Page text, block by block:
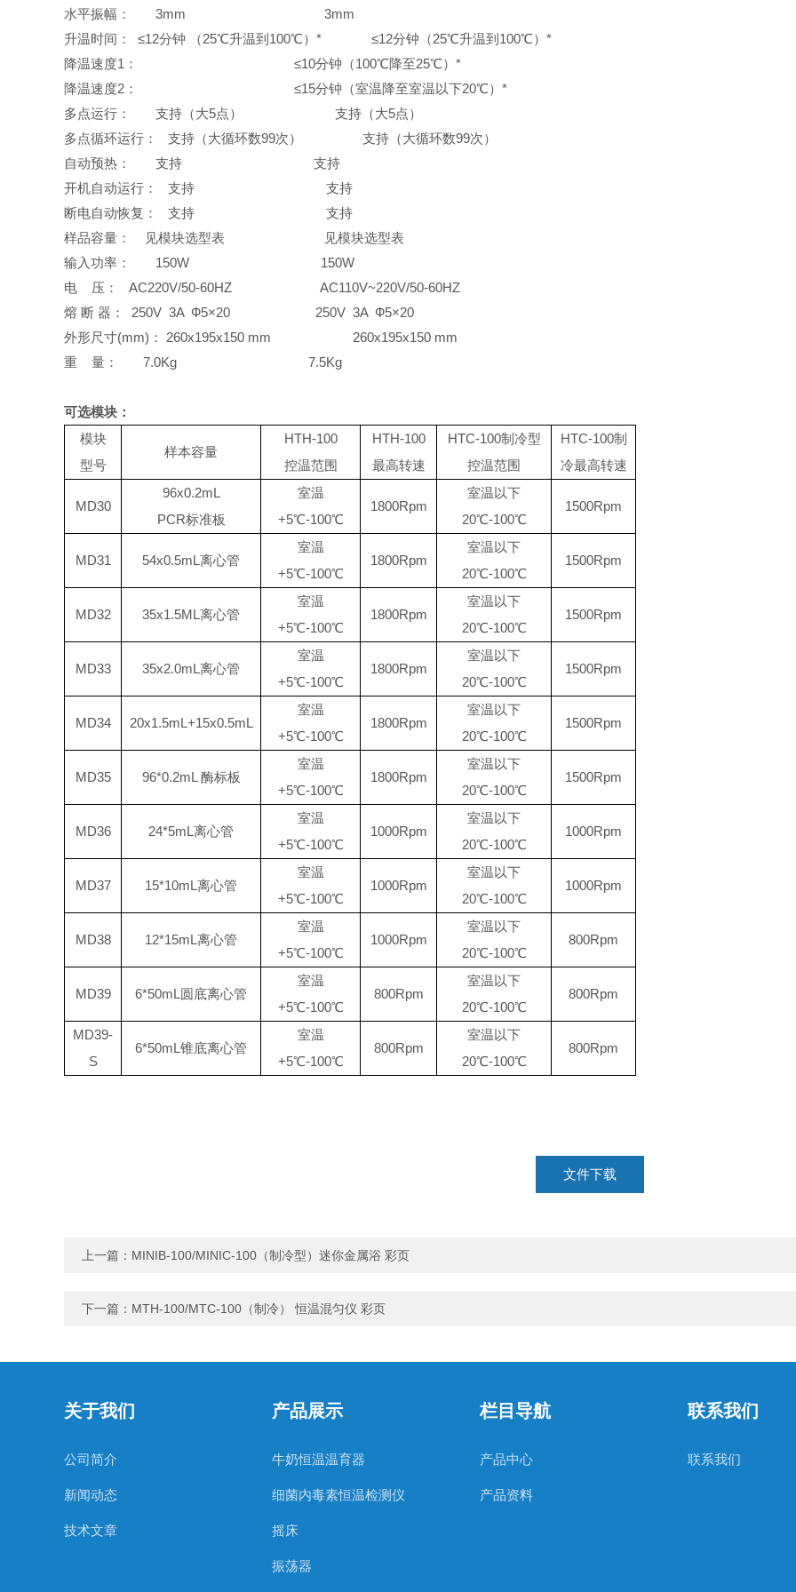
水平振幅：
3mm 3mm
升温时间：
≤12分钟 （25℃升温到 100℃） * ≤12分钟（25℃升温到 100℃） *
降温速度1 ： ≤10分钟（100℃降至25℃） *
降温速度2 ： ≤15分钟（室温降至室温以下20℃） *
多点运行：
支持（大5点） 支持（大5点）
多点循环运行：
支持（大循环数99次） 支持（大循环数99次）
自动预热：
支持
支持
开机自动运行：
支持
支持
断电自动恢复：
支持
支持
样品容量：
见模块选型表
见模块选型表
输入功率：
150W
150W
电
压： AC220V/50-60HZ AC110V~220V/50-60HZ
熔 断 器： 250V 3A Ф5×20 250V 3A Ф5×20
外形尺寸(mm) ： 260x195x150 mm 260x195x150 mm
重
量： 7.0Kg 7.5Kg
可选模块 ：
模块
型号
样本容量
HTH-100
控温范围
HTH-100
最高转速
HTC-100制冷型
控温范围
HTC-100制
冷最高转速
MD30
96x0.2mL
PCR标准板
室温
+5℃-100℃
1800Rpm
室温以下
20℃-100℃
1500Rpm
MD31 54x0.5mL离心管
室温
+5℃-100℃
1800Rpm
室温以下
20℃-100℃
1500Rpm
MD32 35x1.5ML离心管
室温
+5℃-100℃
1800Rpm
室温以下
20℃-100℃
1500Rpm
MD33 35x2.0mL离心管
室温
+5℃-100℃
1800Rpm
室温以下
20℃-100℃
1500Rpm
MD34 20x1.5mL+15x0.5mL
室温
+5℃-100℃
1800Rpm
室温以下
20℃-100℃
1500Rpm
MD35 96*0.2mL 酶标板
室温
+5℃-100℃
1800Rpm
室温以下
20℃-100℃
1500Rpm
MD36 24*5mL离心管
室温
+5℃-100℃
1000Rpm
室温以下
20℃-100℃
1000Rpm
MD37 15*10mL离心管
室温
+5℃-100℃
1000Rpm
室温以下
20℃-100℃
1000Rpm
MD38 12*15mL离心管
室温
+5℃-100℃
1000Rpm
室温以下
20℃-100℃
800Rpm
MD39 6*50mL圆底离心管
室温
+5℃-100℃
800Rpm
室温以下
20℃-100℃
800Rpm
MD39-
S
6*50mL锥底离心管
室温
+5℃-100℃
800Rpm
室温以下
20℃-100℃
800Rpm
文件下载
上一篇： MINIB-100/MINIC-100（制冷型）迷你金属浴 彩页
下一篇： MTH-100/MTC-100（制冷） 恒温混匀仪 彩页
关于我们
公司简介
新闻动态
技术文章
产品展示
牛奶恒温温育器
细菌内毒素恒温检测仪
摇床
振荡器
栏目导航
产品中心
产品资料
联系我们
联系我们